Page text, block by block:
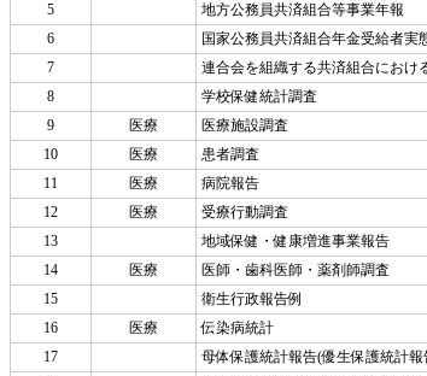
5
地方公務員共済組合等事業年報
6
国家公務員共済組合年金受給者実
7
連合会を組織する共済組合におけ
8
学校保健統計調査
9
医療 医療施設調査
10
医療 患者調査
11
医療 病院報告
12
医療 受療行動調査
13
地域保健・健康増進事業報告
14
医療 医師・歯科医師・薬剤師調査
15
衛生行政報告例
16
医療 伝染病統計
17
母体保護統計報告(優生保護統計報